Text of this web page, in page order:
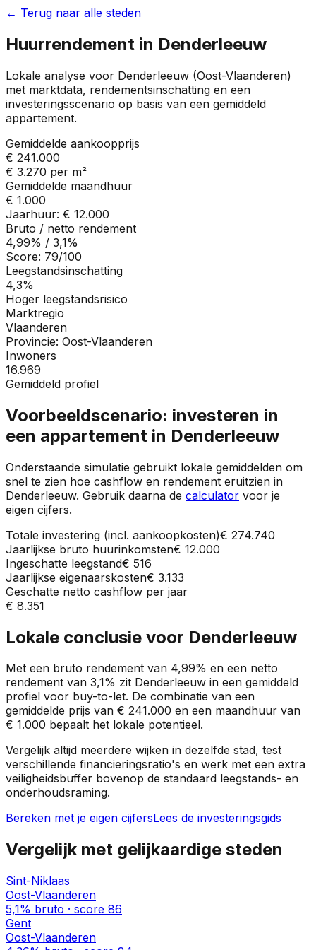
← Terug naar alle steden
Huurrendement in Denderleeuw
Lokale analyse voor Denderleeuw (Oost-Vlaanderen)
met marktdata, rendementsinschatting en een
investeringsscenario op basis van een gemiddeld
appartement.
Gemiddelde aankoopprijs
€ 241.000
€ 3.270 per m²
Gemiddelde maandhuur
€ 1.000
Jaarhuur: € 12.000
Bruto / netto rendement
4,99% / 3,1%
Score: 79/100
Leegstandsinschatting
4,3%
Hoger leegstandsrisico
Marktregio
Vlaanderen
Provincie: Oost-Vlaanderen
Inwoners
16.969
Gemiddeld profiel
Voorbeeldscenario: investeren in
een appartement in Denderleeuw
Onderstaande simulatie gebruikt lokale gemiddelden om
snel te zien hoe cashflow en rendement eruitzien in
Denderleeuw. Gebruik daarna de calculator voor je
eigen cijfers.
Totale investering (incl. aankoopkosten)€ 274.740
Jaarlijkse bruto huurinkomsten€ 12.000
Ingeschatte leegstand€ 516
Jaarlijkse eigenaarskosten€ 3.133
Geschatte netto cashflow per jaar
€ 8.351
Lokale conclusie voor Denderleeuw
Met een bruto rendement van 4,99% en een netto
rendement van 3,1% zit Denderleeuw in een gemiddeld
profiel voor buy-to-let. De combinatie van een
gemiddelde prijs van € 241.000 en een maandhuur van
€ 1.000 bepaalt het lokale potentieel.
Vergelijk altijd meerdere wijken in dezelfde stad, test
verschillende financieringsratio's en werk met een extra
veiligheidsbuffer bovenop de standaard leegstands- en
onderhoudsraming.
Bereken met je eigen cijfersLees de investeringsgids
Vergelijk met gelijkaardige steden
Sint-Niklaas
Oost-Vlaanderen
5,1% bruto · score 86
Gent
Oost-Vlaanderen